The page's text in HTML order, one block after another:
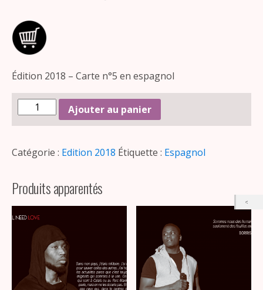
Édition 2018 – Carte n°5 en espagnol
Ajouter au panier
Catégorie : Edition 2018 Étiquette : Espagnol
Produits apparentés